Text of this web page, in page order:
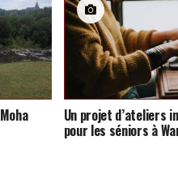
Un projet d’ateliers
pour les séniors à